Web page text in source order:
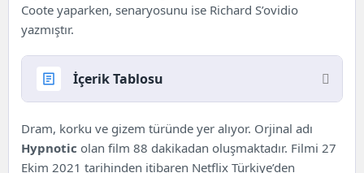
Coote yaparken, senaryosunu ise Richard S’ovidio
yazmıştır.
İçerik Tablosu
Hipnotizma Filmi Hakkında
Hipnotizma Filmi Konusu
Hipnotizma Filmi Oyuncuları
Dram, korku ve gizem türünde yer alıyor. Orjinal adı
Hypnotic olan film 88 dakikadan oluşmaktadır. Filmi 27
Ekim 2021 tarihinden itibaren Netflix Türkiye’den